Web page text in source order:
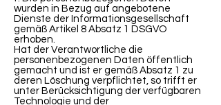
wurden in Bezug auf angebotene
Dienste der Informationsgesellschaft
gemäß Artikel 8 Absatz 1 DSGVO
erhoben.
Hat der Verantwortliche die
personenbezogenen Daten öffentlich
gemacht und ist er gemäß Absatz 1 zu
deren Löschung verpflichtet, so trifft er
unter Berücksichtigung der verfügbaren
Technologie und der